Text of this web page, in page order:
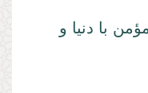
با دنیا و